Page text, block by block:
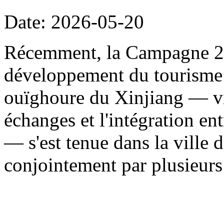
Date: 2026-05-20
Récemment, la Campagne
développement du
ouïghoure du Xinjiang —
échanges et l'intégration
— s'est tenue dans la ville
conjointement par